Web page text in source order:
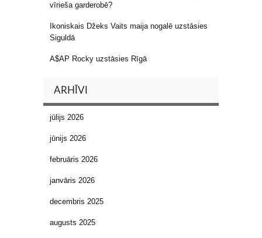
vīrieša garderobē?
Ikoniskais Džeks Vaits maija nogalē uzstāsies
Siguldā
A$AP Rocky uzstāsies Rīgā
ARHĪVI
jūlijs 2026
jūnijs 2026
februāris 2026
janvāris 2026
decembris 2025
augusts 2025